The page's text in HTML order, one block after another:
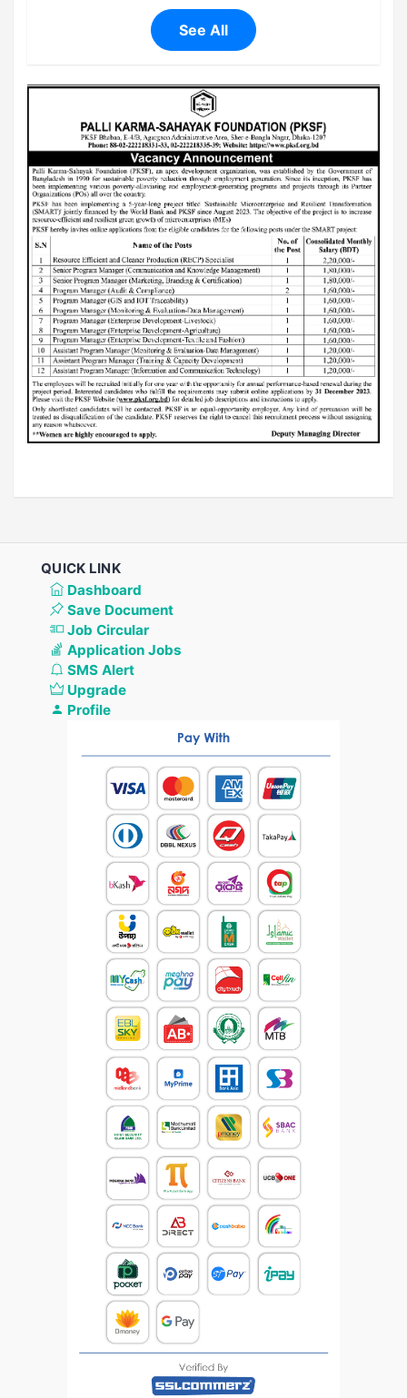
See All
QUICK LINK
Dashboard
Save Document
Job Circular
Application Jobs
SMS Alert
Upgrade
Profile